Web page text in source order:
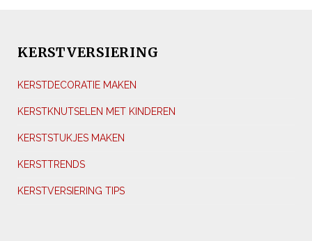
KERSTVERSIERING
KERSTDECORATIE MAKEN
KERSTKNUTSELEN MET KINDEREN
KERSTSTUKJES MAKEN
KERSTTRENDS
KERSTVERSIERING TIPS